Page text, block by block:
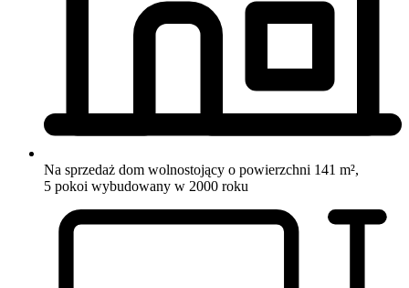
Na sprzedaż dom wolnostojący o powierzchni 141 m²,
5 pokoi wybudowany w 2000 roku